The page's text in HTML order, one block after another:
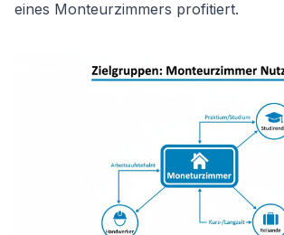
eines Monteurzimmers profitiert.